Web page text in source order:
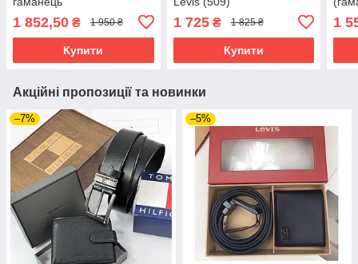
1 852,50 ₴ 1 950 ₴
Купити
1 725₴ 1 825 ₴
Купити
1
Акційні пропозиції та новинки
–7% –5%